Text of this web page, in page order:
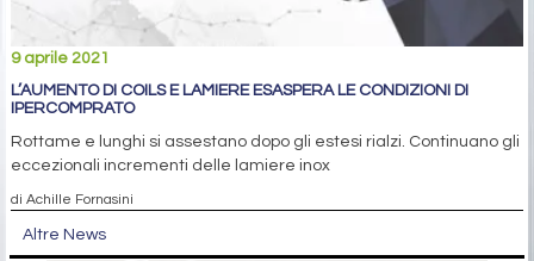
9 aprile 2021
L’AUMENTO DI COILS E LAMIERE ESASPERA LE CONDIZIONI DI
IPERCOMPRATO
Rottame e lunghi si assestano dopo gli estesi rialzi. Continuano gli
eccezionali incrementi delle lamiere inox
di Achille Fornasini
Altre News